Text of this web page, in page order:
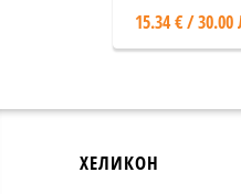
15.34 € / 30.00
ХЕЛИКОН